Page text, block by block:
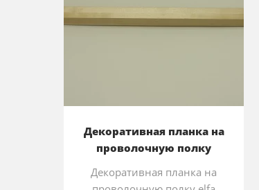
Декоративная планка на
проволочную полку
Декоративная планка на